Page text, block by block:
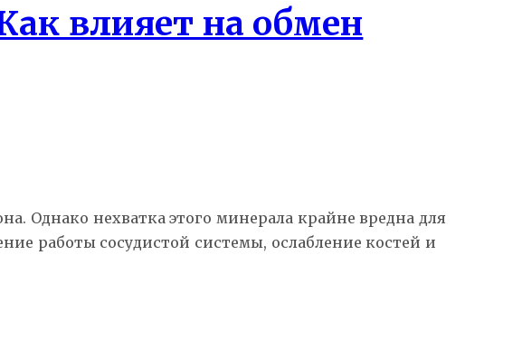
влияет на обмен
Однако нехватка этого минерала крайне вредна для
работы сосудистой системы, ослабление костей и